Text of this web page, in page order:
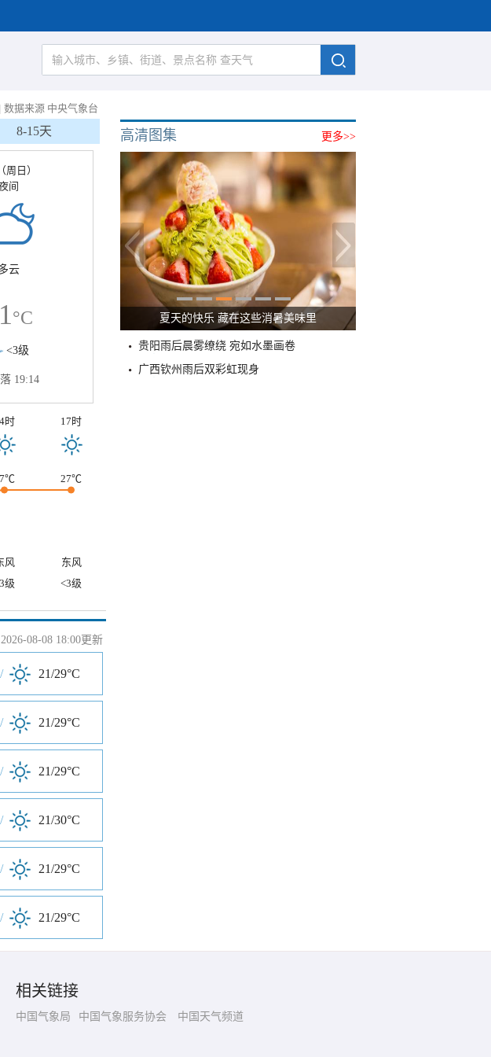
| 数据来源 中央气象台
8-15天
周日）
间
云
°C
<3级
19:14
时 17时
27℃
风
东风
级 <3级
2026-08-08 18:00更新
/ 21/29°C
/ 21/29°C
/ 21/29°C
/ 21/30°C
/ 21/29°C
/ 21/29°C
更多>>
高清图集
夏天的快乐 藏在这些消暑美味里
贵阳雨后晨雾缭绕 宛如水墨画卷
广西钦州雨后双彩虹现身
相关链接
中国气象局 中国气象服务协会 中国天气频道